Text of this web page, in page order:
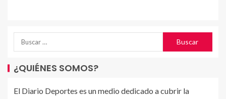
¿QUIÉNES SOMOS?
El Diario Deportes es un medio dedicado a cubrir la